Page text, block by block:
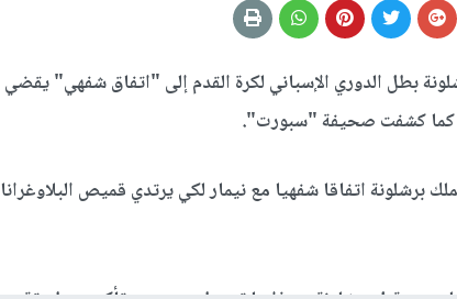
بطل الدوري الإسباني لكرة القدم إلى "اتفاق شفهي" يقضي
كما كشفت صحيفة "سبورت".
اتفاقا شفهيا مع نيمار لكي يرتدي قميص البلاوغرانا